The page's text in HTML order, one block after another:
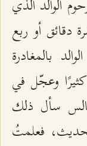
دقائق أو ربع
بالمغادرة
وعجّل في
سأل ذلك
فعلمتُ